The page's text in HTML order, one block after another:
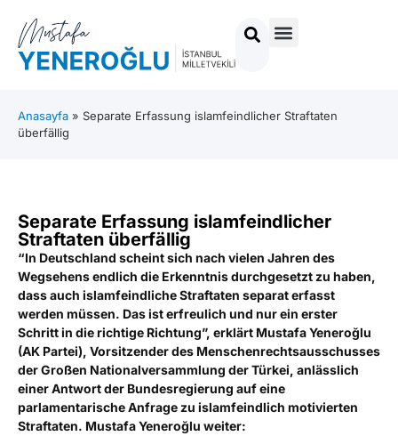
Anasayfa » Separate Erfassung islamfeindlicher Straftaten
überfällig
Separate Erfassung islamfeindlicher
Straftaten überfällig
“In Deutschland scheint sich nach vielen Jahren des
Wegsehens endlich die Erkenntnis durchgesetzt zu haben,
dass auch islamfeindliche Straftaten separat erfasst
werden müssen. Das ist erfreulich und nur ein erster
Schritt in die richtige Richtung”, erklärt Mustafa Yeneroğlu
(AK Partei), Vorsitzender des Menschenrechtsausschusses
der Großen Nationalversammlung der Türkei, anlässlich
einer Antwort der Bundesregierung auf eine
parlamentarische Anfrage zu islamfeindlich motivierten
Straftaten. Mustafa Yeneroğlu weiter: